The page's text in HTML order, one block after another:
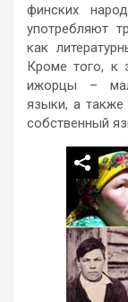
финских
употребляют
как
Кроме того, к
ижорцы –
языки, а также
собственный